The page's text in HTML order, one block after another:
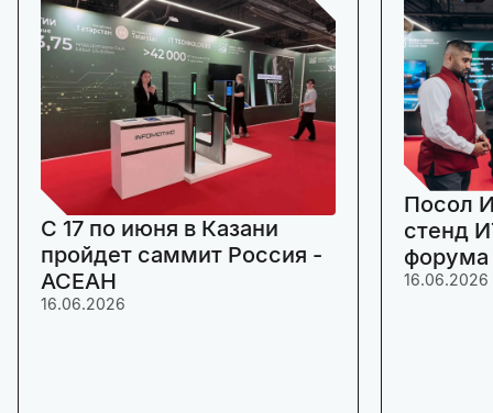
C 17 по июня в Казани
пройдет саммит Россия -
АСЕАН
16.06.2026
Посол
стенд
16.06.2026